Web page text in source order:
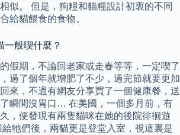
似。 但是，狗糧和貓糧設計初衷的不同
給貓餵食的食物。
一般喫什麼？
假期，不論回老家或走春等等，一定喫了
過了個年就增肥了不少，過完節就要更加
來，不過有網友分享買了一個健康餐，送
瞬間沒胃口… 在美國，一個多月前，有
，便發現有兩隻貓咪在她的後院徘徊遊
牠們後，兩貓更是登堂入室，視這裏是